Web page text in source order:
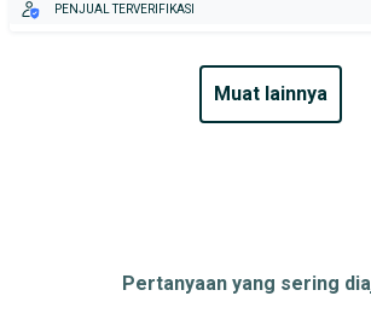
PENJUAL TERVERIFIKASI
muat lainnya
Pertanyaan yang sering